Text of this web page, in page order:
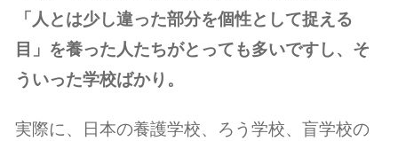
「人とは少し違った部分を個性として捉える
目」を養った人たちがとっても多いですし、そ
ういった学校ばかり。
実際に、日本の養護学校、ろう学校、盲学校の